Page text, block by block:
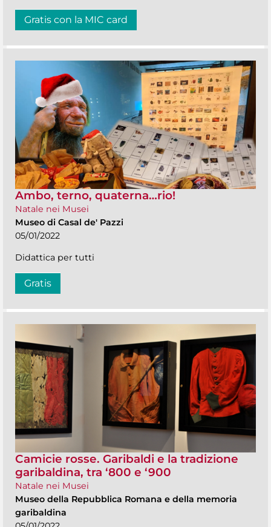
Gratis con la MIC card
Ambo, terno, quaterna…rio!
Natale nei Musei
Museo di Casal de' Pazzi
05/01/2022
Didattica per tutti
Gratis
Camicie rosse. Garibaldi e la tradizione
garibaldina, tra ‘800 e ‘900
Natale nei Musei
Museo della Repubblica Romana e della memoria
garibaldina